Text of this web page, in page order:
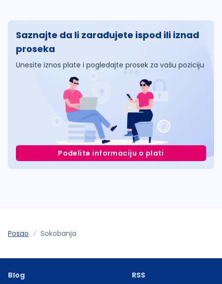
Saznajte da li zarađujete ispod ili iznad
proseka
Unesite iznos plate i pogledajte prosek za vašu poziciju
Podelite informaciju o plati
Posao Sokobanja
Blog
RSS